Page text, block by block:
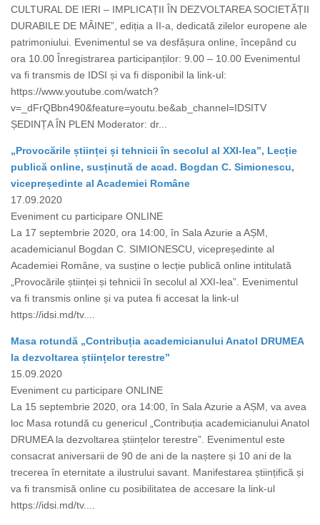
CULTURAL DE IERI – IMPLICAȚII ÎN DEZVOLTAREA SOCIETĂȚII
DURABILE DE MÂINE”, ediția a II-a, dedicată zilelor europene ale
patrimoniului. Evenimentul se va desfășura online, începând cu
ora 10.00 Înregistrarea participanților: 9.00 – 10.00 Evenimentul
va fi transmis de IDSI și va fi disponibil la link-ul:
https://www.youtube.com/watch?
v=_dFrQBbn490&feature=youtu.be&ab_channel=IDSITV
ȘEDINȚA ÎN PLEN Moderator: dr...
„Provocările științei și tehnicii în secolul al XXI-lea”, Lecție
publică online, susținută de acad. Bogdan C. Simionescu,
vicepreședinte al Academiei Române
17.09.2020
Eveniment cu participare ONLINE
La 17 septembrie 2020, ora 14:00, în Sala Azurie a AȘM,
academicianul Bogdan C. SIMIONESCU, vicepreședinte al
Academiei Române, va susține o lecție publică online intitulată
„Provocările științei și tehnicii în secolul al XXI-lea”. Evenimentul
va fi transmis online și va putea fi accesat la link-ul
https://idsi.md/tv....
Masa rotundă „Contribuția academicianului Anatol DRUMEA
la dezvoltarea științelor terestre”
15.09.2020
Eveniment cu participare ONLINE
La 15 septembrie 2020, ora 14:00, în Sala Azurie a AȘM, va avea
loc Masa rotundă cu genericul „Contribuția academicianului Anatol
DRUMEA la dezvoltarea științelor terestre”. Evenimentul este
consacrat aniversarii de 90 de ani de la naștere și 10 ani de la
trecerea în eternitate a ilustrului savant. Manifestarea științifică și
va fi transmisă online cu posibilitatea de accesare la link-ul
https://idsi.md/tv....